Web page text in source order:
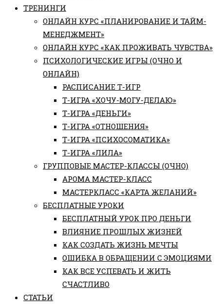
ТРЕНИНГИ
ОНЛАЙН КУРС «ПЛАНИРОВАНИЕ И ТАЙМ-
МЕНЕДЖМЕНТ»
ОНЛАЙН КУРС «КАК ПРОЖИВАТЬ ЧУВСТВА»
ПСИХОЛОГИЧЕСКИЕ ИГРЫ (ОЧНО И
ОНЛАЙН)
РАСПИСАНИЕ Т-ИГР
Т-ИГРА «ХОЧУ-МОГУ-ДЕЛАЮ»
Т-ИГРА «ДЕНЬГИ»
Т-ИГРА «ОТНОШЕНИЯ»
Т-ИГРА «ПСИХОСОМАТИКА»
Т-ИГРА «ЛИЛА»
ГРУППОВЫЕ МАСТЕР-КЛАССЫ (ОЧНО)
АРОМА МАСТЕР-КЛАСС
МАСТЕРКЛАСС «КАРТА ЖЕЛАНИЙ»
БЕСПЛАТНЫЕ УРОКИ
БЕСПЛАТНЫЙ УРОК ПРО ДЕНЬГИ
ВЛИЯНИЕ ПРОШЛЫХ ЖИЗНЕЙ
КАК СОЗДАТЬ ЖИЗНЬ МЕЧТЫ
ОШИБКА В ОБРАЩЕНИИ С ЭМОЦИЯМИ
КАК ВСЕ УСПЕВАТЬ И ЖИТЬ
СЧАСТЛИВО
СТАТЬИ